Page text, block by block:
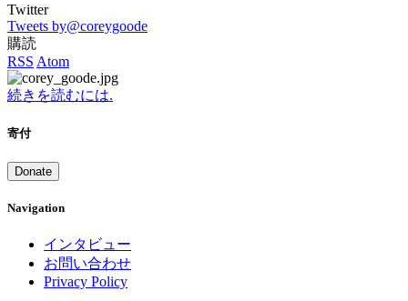
Twitter
Tweets by@coreygoode
購読
RSS Atom
続きを読むには.
寄付
Donate
Navigation
インタビュー
お問い合わせ
Privacy Policy